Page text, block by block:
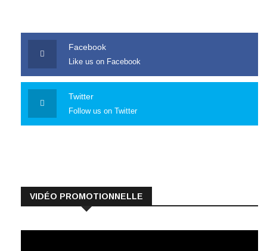
Facebook
Like us on Facebook
Twitter
Follow us on Twitter
VIDÉO PROMOTIONNELLE